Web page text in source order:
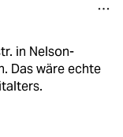
in Nelson-
Das wäre echte